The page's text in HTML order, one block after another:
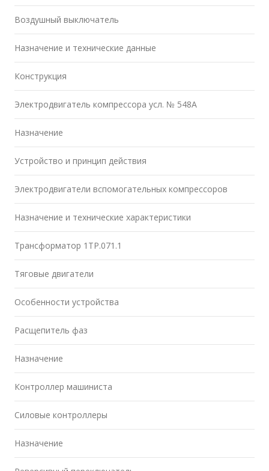
Воздушный выключатель
Назначение и технические данные
Конструкция
Электродвигатель компрессора усл. № 548А
Назначение
Устройство и принцип действия
Электродвигатели вспомогательных компрессоров
Назначение и технические характеристики
Трансформатор 1ТР.071.1
Тяговые двигатели
Особенности устройства
Расщепитель фаз
Назначение
Контроллер машиниста
Силовые контроллеры
Назначение